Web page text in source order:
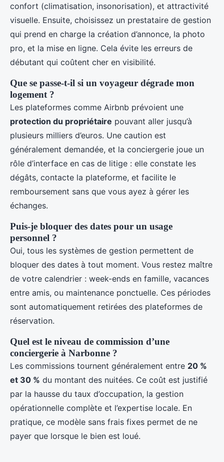
confort (climatisation, insonorisation), et attractivité
visuelle. Ensuite, choisissez un prestataire de gestion
qui prend en charge la création d’annonce, la photo
pro, et la mise en ligne. Cela évite les erreurs de
débutant qui coûtent cher en visibilité.
Que se passe-t-il si un voyageur dégrade mon
logement ?
Les plateformes comme Airbnb prévoient une
protection du propriétaire pouvant aller jusqu’à
plusieurs milliers d’euros. Une caution est
généralement demandée, et la conciergerie joue un
rôle d’interface en cas de litige : elle constate les
dégâts, contacte la plateforme, et facilite le
remboursement sans que vous ayez à gérer les
échanges.
Puis-je bloquer des dates pour un usage
personnel ?
Oui, tous les systèmes de gestion permettent de
bloquer des dates à tout moment. Vous restez maître
de votre calendrier : week-ends en famille, vacances
entre amis, ou maintenance ponctuelle. Ces périodes
sont automatiquement retirées des plateformes de
réservation.
Quel est le niveau de commission d’une
conciergerie à Narbonne ?
Les commissions tournent généralement entre 20 %
et 30 % du montant des nuitées. Ce coût est justifié
par la hausse du taux d’occupation, la gestion
opérationnelle complète et l’expertise locale. En
pratique, ce modèle sans frais fixes permet de ne
payer que lorsque le bien est loué.